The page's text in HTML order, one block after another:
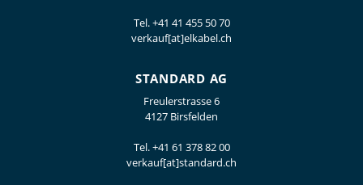
Tel.+41 41 455 50 70
verkauf[at]elkabel.ch
STANDARD AG
Freulerstrasse 6
4127 Birsfelden
Tel.+41 61 378 82 00
verkauf[at]standard.ch